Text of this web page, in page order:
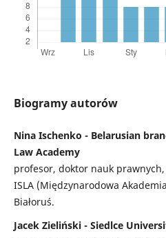
Biogramy autorów
Nina Ischenko - Belarusian
Law Academy
profesor, doktor nauk
ISLA (Międzynarodowa
Białoruś.
Jacek Zieliński - Siedlce